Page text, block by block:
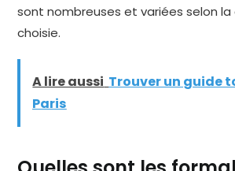
sont nombreuses et variées selon
choisie.
A lire aussi Trouver un guide
Paris